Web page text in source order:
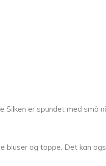
er spundet med
og toppe. Det kan